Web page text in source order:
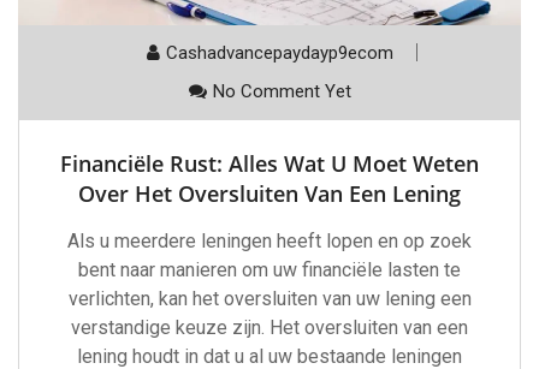
Cashadvancepaydayp9ecom
No Comment Yet
Financiële Rust: Alles Wat U Moet Weten
Over Het Oversluiten Van Een Lening
Als u meerdere leningen heeft lopen en op zoek
bent naar manieren om uw financiële lasten te
verlichten, kan het oversluiten van uw lening een
verstandige keuze zijn. Het oversluiten van een
lening houdt in dat u al uw bestaande leningen